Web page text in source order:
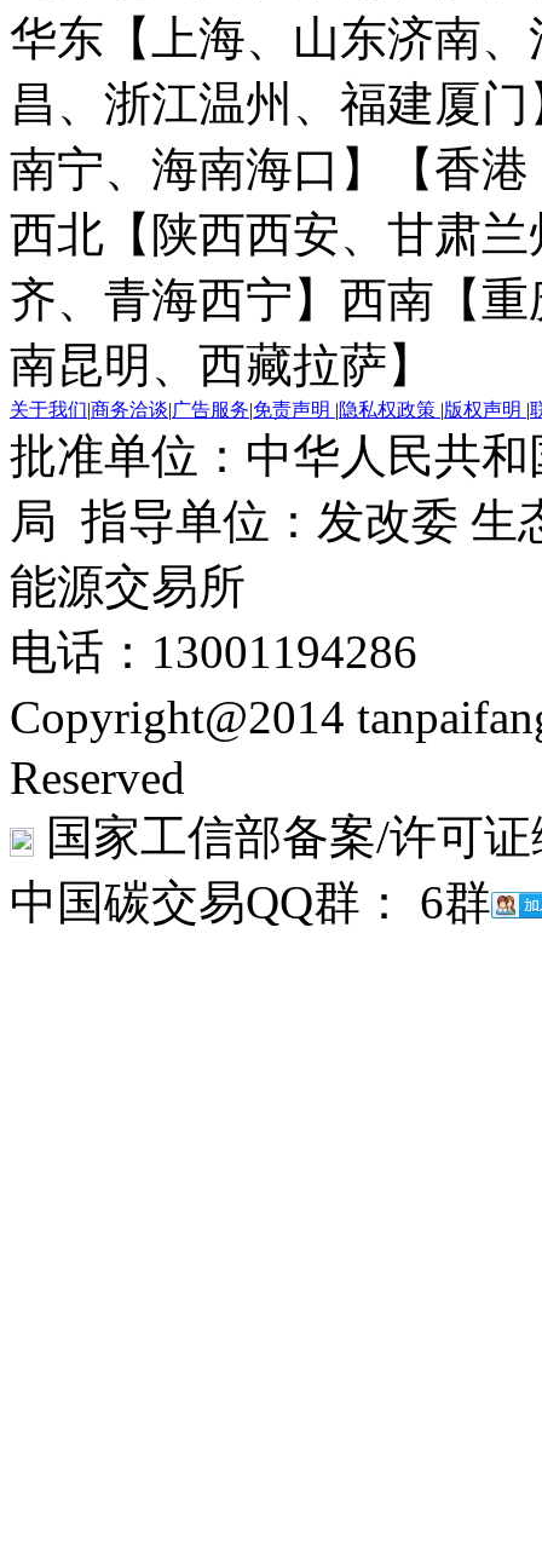
华东【上海、山东济南
昌、浙江温州、福建厦门
南宁、海南海口】
【香
西北【陕西西安、甘肃
齐、青海西宁】 西南【
南昆明、西藏拉萨】
关于我们|商务洽谈|广告服务|免责声明 |隐私权政策 |版权声明 |
批准单位：中华人民共
局 指导单位：发改委 生
能源交易所
电话：13001194286
Copyright@2014
Reserved
国家工信部备案/许可
中国碳交易QQ群： 6群